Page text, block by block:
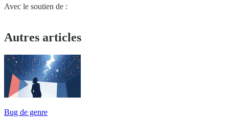
Avec le soutien de :
Autres articles
Bug de genre